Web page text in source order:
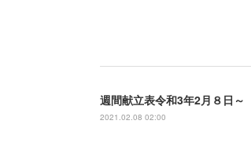
週間献立表令和3年2月８日～
2021.02.08 02:00